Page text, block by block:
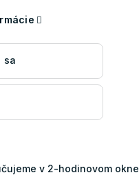
sa
v 2-hodinovom okne